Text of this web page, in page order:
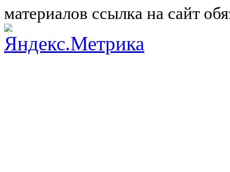
материалов ссылка на сайт